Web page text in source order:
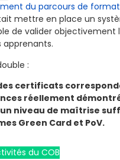
du parcours de
mettre en place un
de valider objectivement
apprenants.
:
certificats
réellement
niveau de maîtrise
Green Card et PoV.
du COB